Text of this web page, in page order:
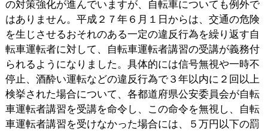
の対策強化が進んでいますが、自転車についても例外で
はありません。平成２７年６月１日からは、交通の危険
を生じさせるおそれのある一定の違反行為を繰り返す自
転車運転者に対して、自転車運転者講習の受講が義務付
られるようになりました。具体的には信号無視や一時不
停止、酒酔い運転などの違反行為で３年以内に２回以上
検挙された場合について、各都道府県公安委員会が自転
車運転者講習を受講を命令し、この命令を無視し、自転
車運転者講習を受けなかった場合には、５万円以下の罰